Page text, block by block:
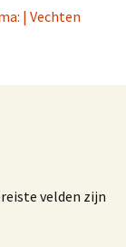
| Vechten
velden zijn